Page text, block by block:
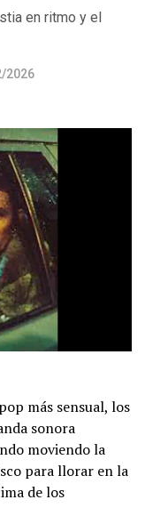
en ritmo y el
2026
más sensual, los
sonora
moviendo la
para llorar en la
de los